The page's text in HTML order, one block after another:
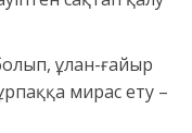
ұлан-ғайыр
мирас ету –